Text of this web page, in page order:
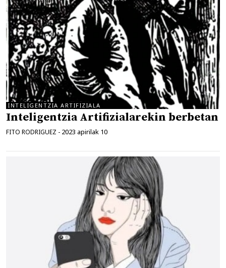
INTELIGENTZIA ARTIFIZIALA
Inteligentzia Artifizialarekin berbetan
FITO RODRIGUEZ - 2023 apirilak 10